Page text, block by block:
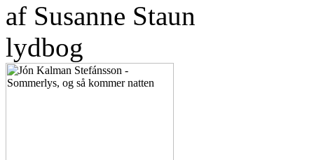
af Susanne Staun
lydbog